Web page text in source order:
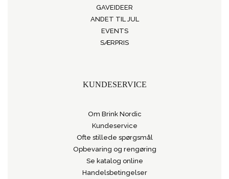
GAVEIDEER
ANDET TIL JUL
EVENTS
SÆRPRIS
KUNDESERVICE
Om Brink Nordic
Kundeservice
Ofte stillede spørgsmål
Opbevaring og rengøring
Se katalog online
Handelsbetingelser